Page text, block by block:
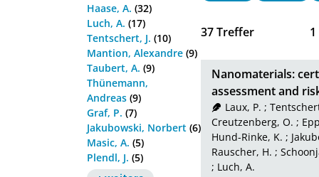
Haase, A. (32)
Luch, A. (17)
Tentschert, J. (10)
Mantion, Alexandre (9)
Taubert, A. (9)
Thünemann,
Andreas (9)
Graf, P. (7)
Jakubowski, Norbert (6)
Masic, A. (5)
Plendl, J. (5)
37Treffer 1
Nanomaterials:
assessment and
Laux, P. ;
Creutzenberg, O. ;
Hund-Rinke, K. ;
Rauscher, H. ;
; Luch, A.